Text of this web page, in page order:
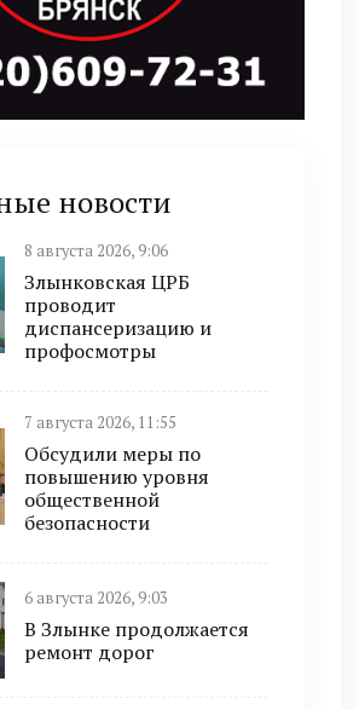
новости
8 августа 2026, 9:06
Злынковская ЦРБ
проводит
диспансеризацию и
профосмотры
7 августа 2026, 11:55
Обсудили меры по
повышению уровня
общественной
безопасности
6 августа 2026, 9:03
В Злынке продолжается
ремонт дорог